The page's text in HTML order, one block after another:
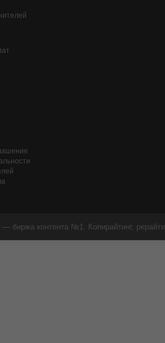
— биржа контента №1. Копирайтинг,